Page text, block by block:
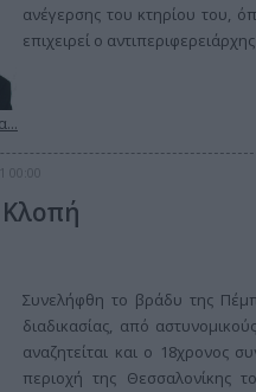
ανέγερσης του κτηρίου του,
επιχειρεί ο
00:00
Συνελήφθη το βράδυ της
διαδικασίας, από
αναζητείται και ο 18χρονος
περιοχή της Θεσσαλονίκης